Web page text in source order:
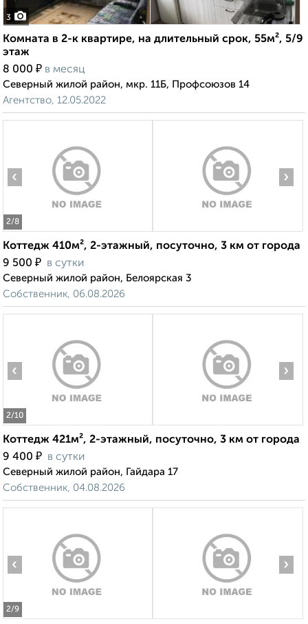
3
Комната в 2-к квартире, на длительный срок, 55м², 5/9
этаж
8 000 ₽ в месяц
Северный жилой район, мкр. 11Б, Профсоюзов 14
Агентство, 12.05.2022
2/8
‹ ›
Коттедж 410м², 2-этажный, посуточно, 3 км от города
9 500 ₽ в сутки
Северный жилой район, Белоярская 3
Собственник, 06.08.2026
2/10
‹ ›
Коттедж 421м², 2-этажный, посуточно, 3 км от города
9 400 ₽ в сутки
Северный жилой район, Гайдара 17
Собственник, 04.08.2026
2/9
‹ ›